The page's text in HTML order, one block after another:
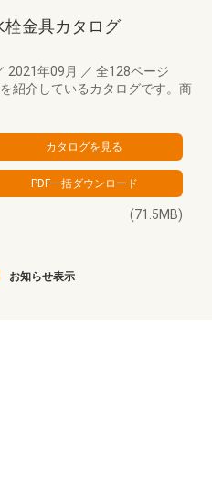
栓金具カタログ
2021年09月 ／ 全128ページ
紹介しているカタログです。商
(71.5MB)
お知らせ表示